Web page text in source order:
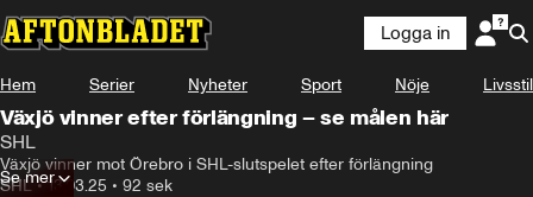
Logga in
Hem Serier Nyheter Sport Nöje Livsstil
Växjö vinner efter förlängning – se målen här
SHL
Växjö vinner mot Örebro i SHL-slutspelet efter förlängning
SHL•13.03.25 • 92 sek
Se mer